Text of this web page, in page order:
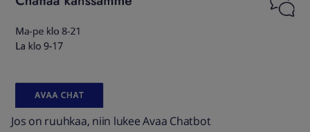
Jos on ruuhkaa, niin lukee Avaa Chatbot